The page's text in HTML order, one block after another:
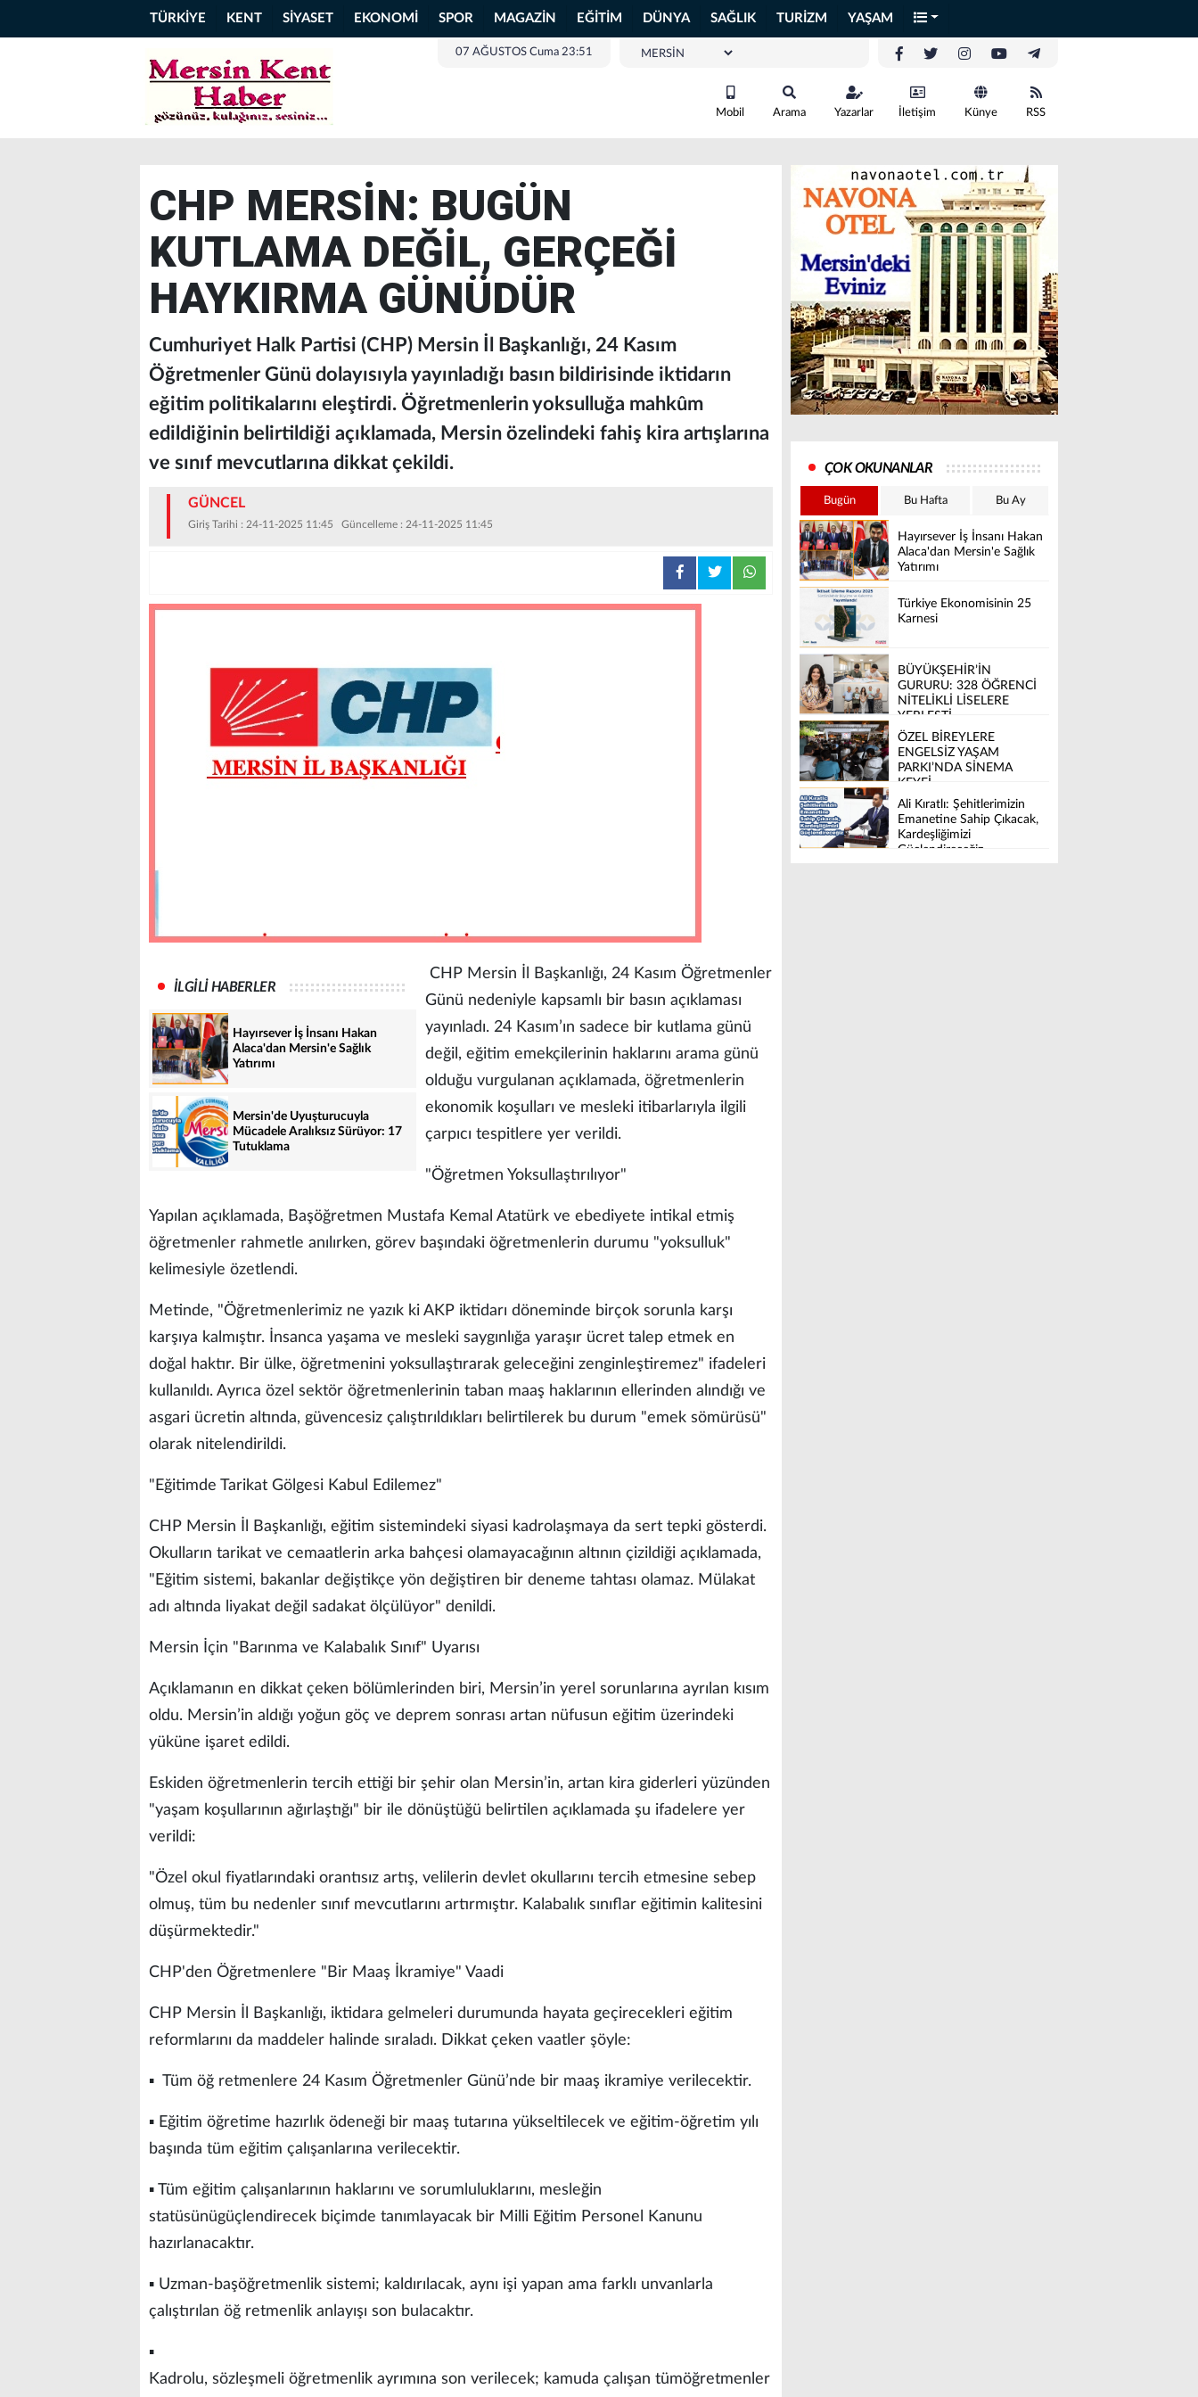
TÜRKİYE KENT SİYASET EKONOMİ SPOR MAGAZİN EĞİTİM DÜNYA SAĞLIK TURİZM YAŞAM
07 AĞUSTOS Cuma 23:51
Mobil Arama Yazarlar İletişim Künye RSS
CHP MERSİN: BUGÜN
KUTLAMA DEĞİL, GERÇEĞİ
HAYKIRMA GÜNÜDÜR
​Cumhuriyet Halk Partisi (CHP) Mersin İl Başkanlığı, 24 Kasım
Öğretmenler Günü dolayısıyla yayınladığı basın bildirisinde iktidarın
eğitim politikalarını eleştirdi. Öğretmenlerin yoksulluğa mahkûm
edildiğinin belirtildiği açıklamada, Mersin özelindeki fahiş kira artışlarına
ve sınıf mevcutlarına dikkat çekildi.
GÜNCEL
Giriş Tarihi : 24-11-2025 11:45 Güncelleme : 24-11-2025 11:45
İLGİLİ HABERLER
Hayırsever İş İnsanı Hakan
Alaca'dan Mersin'e Sağlık
Yatırımı
Mersin'de Uyuşturucuyla
Mücadele Aralıksız Sürüyor: 17
Tutuklama
​​ CHP Mersin İl Başkanlığı, 24 Kasım Öğretmenler
Günü nedeniyle kapsamlı bir basın açıklaması
yayınladı. 24 Kasım’ın sadece bir kutlama günü
değil, eğitim emekçilerinin haklarını arama günü
olduğu vurgulanan açıklamada, öğretmenlerin
ekonomik koşulları ve mesleki itibarlarıyla ilgili
çarpıcı tespitlere yer verildi.
​"Öğretmen Yoksullaştırılıyor"
​Yapılan açıklamada, Başöğretmen Mustafa Kemal Atatürk ve ebediyete intikal etmiş
öğretmenler rahmetle anılırken, görev başındaki öğretmenlerin durumu "yoksulluk"
kelimesiyle özetlendi.
​Metinde, "Öğretmenlerimiz ne yazık ki AKP iktidarı döneminde birçok sorunla karşı
karşıya kalmıştır. İnsanca yaşama ve mesleki saygınlığa yaraşır ücret talep etmek en
doğal haktır. Bir ülke, öğretmenini yoksullaştırarak geleceğini zenginleştiremez" ifadeleri
kullanıldı. Ayrıca özel sektör öğretmenlerinin taban maaş haklarının ellerinden alındığı ve
asgari ücretin altında, güvencesiz çalıştırıldıkları belirtilerek bu durum "emek sömürüsü"
olarak nitelendirildi.
​"Eğitimde Tarikat Gölgesi Kabul Edilemez"
​CHP Mersin İl Başkanlığı, eğitim sistemindeki siyasi kadrolaşmaya da sert tepki gösterdi.
Okulların tarikat ve cemaatlerin arka bahçesi olamayacağının altının çizildiği açıklamada,
"Eğitim sistemi, bakanlar değiştikçe yön değiştiren bir deneme tahtası olamaz. Mülakat
adı altında liyakat değil sadakat ölçülüyor" denildi.
​Mersin İçin "Barınma ve Kalabalık Sınıf" Uyarısı
​Açıklamanın en dikkat çeken bölümlerinden biri, Mersin’in yerel sorunlarına ayrılan kısım
oldu. Mersin’in aldığı yoğun göç ve deprem sonrası artan nüfusun eğitim üzerindeki
yüküne işaret edildi.
​Eskiden öğretmenlerin tercih ettiği bir şehir olan Mersin’in, artan kira giderleri yüzünden
"yaşam koşullarının ağırlaştığı" bir ile dönüştüğü belirtilen açıklamada şu ifadelere yer
verildi:
"Özel okul fiyatlarındaki orantısız artış, velilerin devlet okullarını tercih etmesine sebep
olmuş, tüm bu nedenler sınıf mevcutlarını artırmıştır. Kalabalık sınıflar eğitimin kalitesini
düşürmektedir."
​CHP'den Öğretmenlere "Bir Maaş İkramiye" Vaadi
​CHP Mersin İl Başkanlığı, iktidara gelmeleri durumunda hayata geçirecekleri eğitim
reformlarını da maddeler halinde sıraladı. Dikkat çeken vaatler şöyle:
▪ ​ Tüm öğ retmenlere 24 Kasım Öğretmenler Günü’nde bir maaş ikramiye verilecektir.
▪ Eğitim öğretime hazırlık ödeneği bir maaş tutarına yükseltilecek ve eğitim-öğretim yılı
başında tüm eğitim çalışanlarına verilecektir.
▪ Tüm eğitim çalışanlarının haklarını ve sorumluluklarını, mesleğin
statüsünügüçlendirecek biçimde tanımlayacak bir Milli Eğitim Personel Kanunu
hazırlanacaktır.
▪ Uzman-başöğretmenlik sistemi; kaldırılacak, aynı işi yapan ama farklı unvanlarla
çalıştırılan öğ retmenlik anlayışı son bulacaktır.
▪
Kadrolu, sözleşmeli öğretmenlik ayrımına son verilecek; kamuda çalışan tümöğretmenler
ÇOK OKUNANLAR
Bugün Bu Hafta Bu Ay
Hayırsever İş İnsanı Hakan
Alaca'dan Mersin'e Sağlık
Yatırımı
Türkiye Ekonomisinin 25
Karnesi
BÜYÜKŞEHİR’İN
GURURU: 328 ÖĞRENCİ
NİTELİKLİ LİSELERE
YERLEŞTİ
ÖZEL BİREYLERE
ENGELSİZ YAŞAM
PARKI’NDA SİNEMA
KEYFİ
Ali Kıratlı: Şehitlerimizin
Emanetine Sahip Çıkacak,
Kardeşliğimizi
Güçlendireceğiz